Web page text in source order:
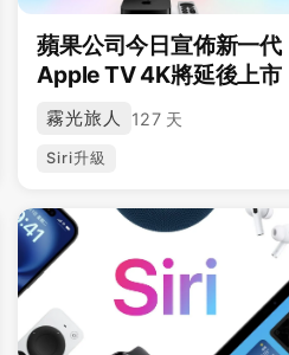
蘋果公司今日宣佈新一代
Apple TV 4K將延後上市
霧光旅人 127 天
Siri升級